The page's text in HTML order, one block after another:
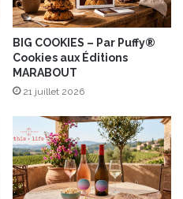
BIG COOKIES – Par Puffy®
Cookies aux Éditions
MARABOUT
21 juillet 2026